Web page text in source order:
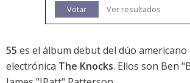
Votar Ver resultados
55 es el álbum debut del dúo americano
electrónica The Knocks. Ellos son Ben